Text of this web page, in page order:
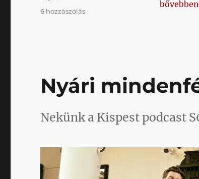
bővebben
6 hozzászólásKispest–
című
bejegyzéshez
Nyári
Nekünk a Kispest podcast